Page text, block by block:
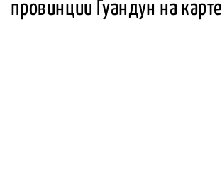
провинции Гуандун на карте